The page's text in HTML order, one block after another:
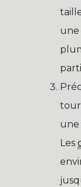
une
une
Les